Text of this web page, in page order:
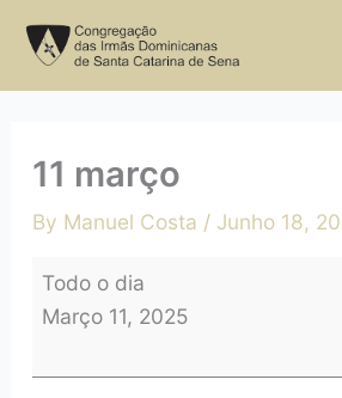
11 março
By Manuel Costa / Junho 18,
março
Todo o dia
Março 11, 2025